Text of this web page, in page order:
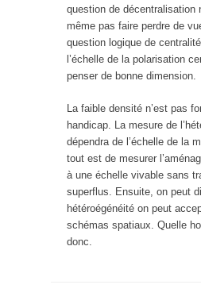
question de décentralisation
même pas faire perdre de
question logique de
l’échelle de la polarisation
penser de bonne dimension.
La faible densité n’est pas
handicap. La mesure de
dépendra de l’échelle de la
tout est de mesurer
à une échelle vivable sans
superflus. Ensuite, on peut
hétéroégénéité on peut
schémas spatiaux. Quelle
donc.